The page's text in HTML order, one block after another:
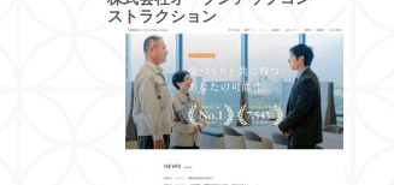
ストラクション